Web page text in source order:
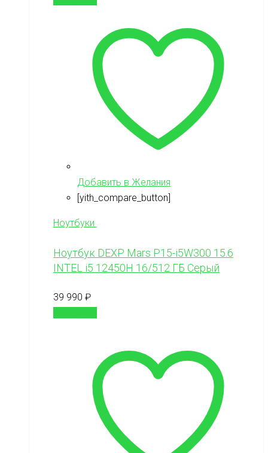
Добавить в Желания
[yith_compare_button]
Ноутбуки
Ноутбук DEXP Mars P15-i5W300 15.6
INTEL i5 12450H 16/512 ГБ Серый
39 990 ₽